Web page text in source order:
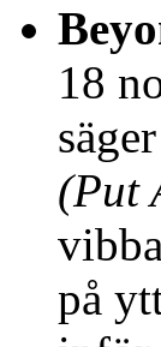
18
(Put
på